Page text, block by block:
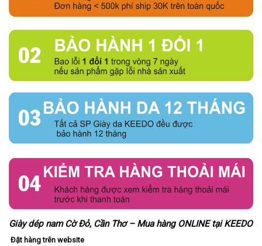
Giày dép nam Cờ Đỏ, Cần Thơ – Mua hàng ONLINE tại KEEDO
Đặt hàng trên website